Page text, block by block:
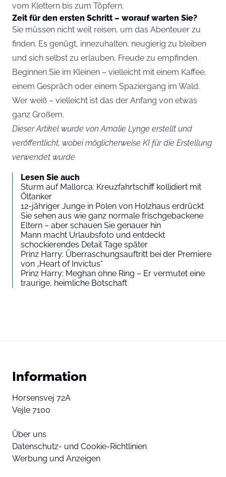
vom Klettern bis zum Töpfern.
Zeit für den ersten Schritt – worauf warten Sie?
Sie müssen nicht weit reisen, um das Abenteuer zu
finden. Es genügt, innezuhalten, neugierig zu bleiben
und sich selbst zu erlauben, Freude zu empfinden.
Beginnen Sie im Kleinen – vielleicht mit einem Kaffee,
einem Gespräch oder einem Spaziergang im Wald.
Wer weiß – vielleicht ist das der Anfang von etwas
ganz Großem.
Dieser Artikel wurde von Amalie Lynge erstellt und
veröffentlicht, wobei möglicherweise KI für die Erstellung
verwendet wurde
Lesen Sie auch
Sturm auf Mallorca: Kreuzfahrtschiff kollidiert mit
Öltanker
12-jähriger Junge in Polen von Holzhaus erdrückt
Sie sehen aus wie ganz normale frischgebackene
Eltern – aber schauen Sie genauer hin
Mann macht Urlaubsfoto und entdeckt
schockierendes Detail Tage später
Prinz Harry: Überraschungsauftritt bei der Premiere
von „Heart of Invictus“
Prinz Harry: Meghan ohne Ring – Er vermutet eine
traurige, heimliche Botschaft
Information
Horsensvej 72A
Vejle 7100
Über uns
Datenschutz- und Cookie-Richtlinien
Werbung und Anzeigen